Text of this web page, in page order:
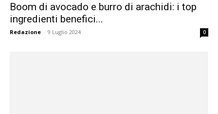
Boom di avocado e burro di arachidi: i top
ingredienti benefici...
Redazione - 9 Luglio 2024 0